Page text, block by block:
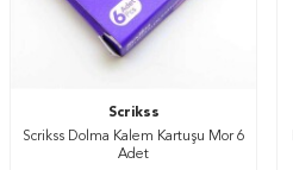
Scrikss
Scrikss Dolma Kalem Kartuşu Mor 6
Adet